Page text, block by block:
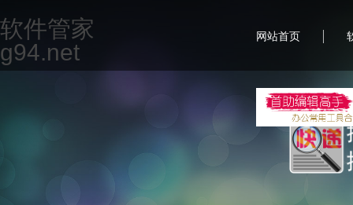
软件管家
g94.net
网站首页 |